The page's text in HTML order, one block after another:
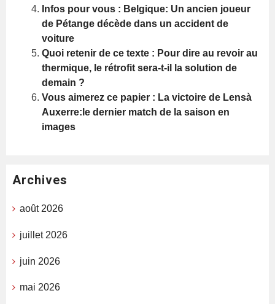
Infos pour vous : Belgique: Un ancien joueur
de Pétange décède dans un accident de
voiture
Quoi retenir de ce texte : Pour dire au revoir au
thermique, le rétrofit sera-t-il la solution de
demain ?
Vous aimerez ce papier : La victoire de Lensà
Auxerre:le dernier match de la saison en
images
Archives
août 2026
juillet 2026
juin 2026
mai 2026